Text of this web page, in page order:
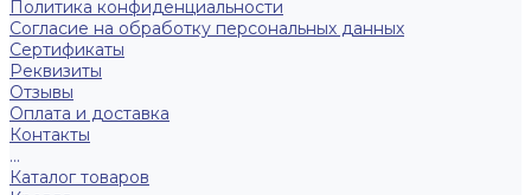
Политика конфиденциальности
Согласие на обработку персональных данных
Сертификаты
Реквизиты
Отзывы
Оплата и доставка
Контакты
...
Каталог товаров